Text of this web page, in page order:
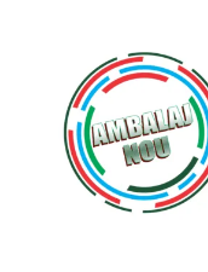
Supozitoare CBD
Pachete Promo